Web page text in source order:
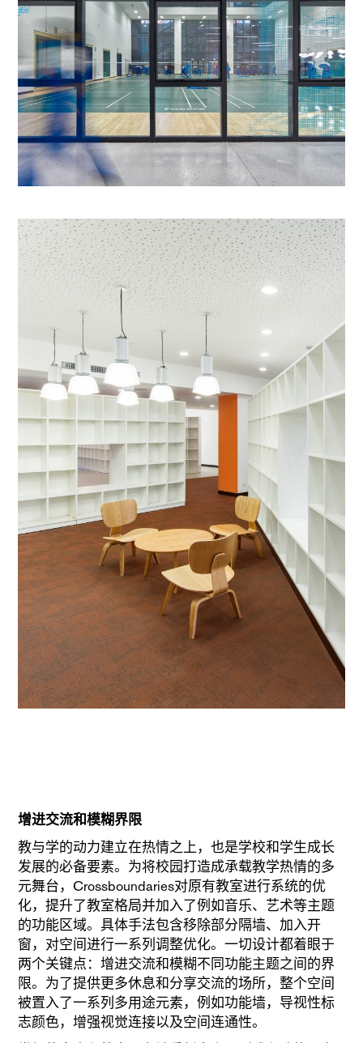
增进交流和模糊界限
教与学的动力建立在热情之上，也是学校和学生成长
发展的必备要素。为将校园打造成承载教学热情的多
元舞台，Crossboundaries对原有教室进行系统的优
化，提升了教室格局并加入了例如音乐、艺术等主题
的功能区域。具体手法包含移除部分隔墙、加入开
窗，对空间进行一系列调整优化。一切设计都着眼于
两个关键点：增进交流和模糊不同功能主题之间的界
限。为了提供更多休息和分享交流的场所，整个空间
被置入了一系列多用途元素，例如功能墙，导视性标
志颜色，增强视觉连接以及空间连通性。